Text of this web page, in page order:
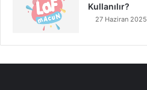
Kullanılır?
27 Haziran 2025